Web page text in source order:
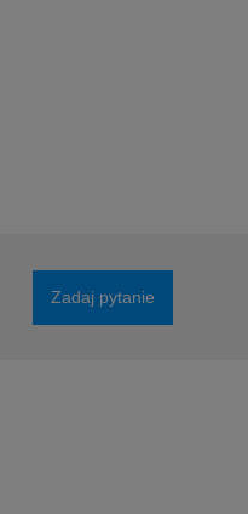
Zadaj pytanie